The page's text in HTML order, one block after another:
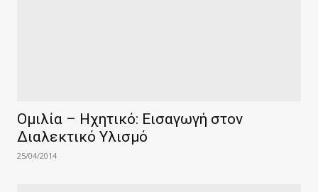
Ομιλία – Ηχητικό: Εισαγωγή στον
Διαλεκτικό Υλισμό
25/04/2014